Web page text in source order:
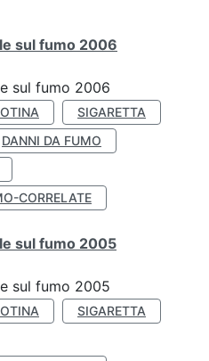
sul fumo 2006
sul fumo 2006
SIGARETTA
DANNI DA FUMO
CORRELATE
sul fumo 2005
sul fumo 2005
SIGARETTA